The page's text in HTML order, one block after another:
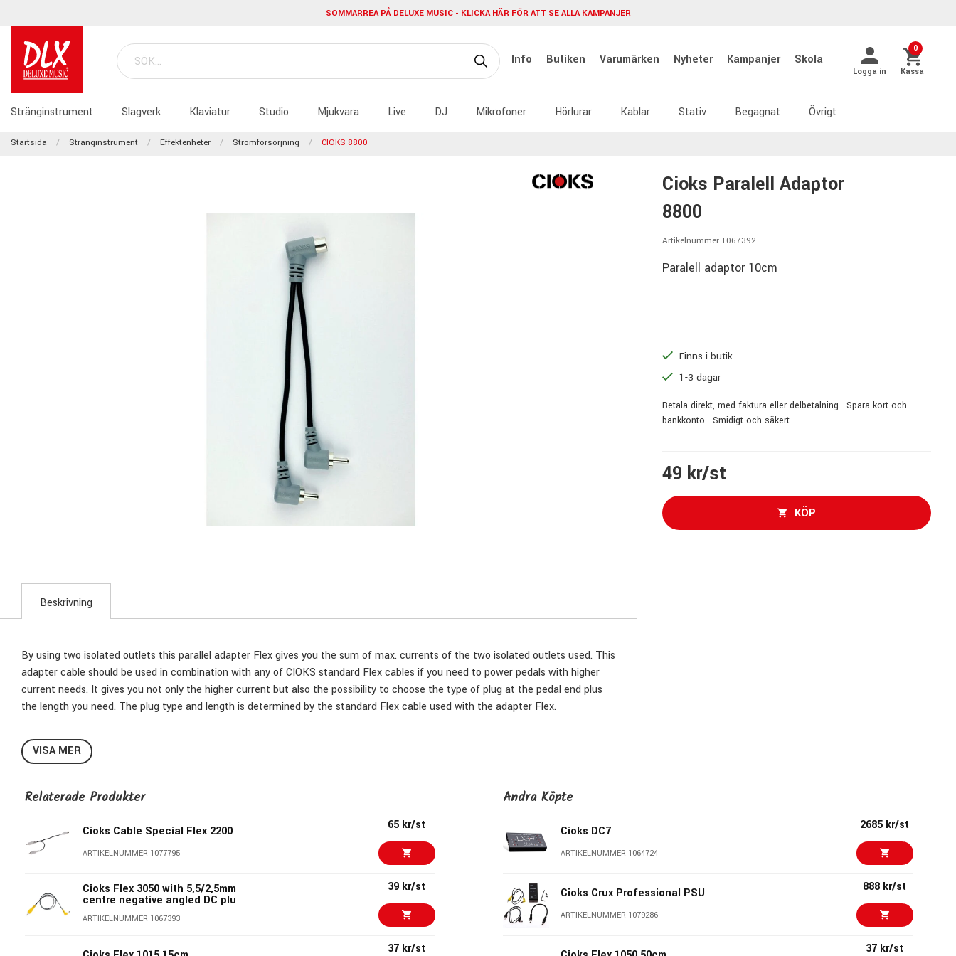
SOMMARREA PÅ DELUXE MUSIC - KLICKA HÄR FÖR ATT SE ALLA KAMPANJER
Info Butiken Varumärken Nyheter Kampanjer Skola
Logga in
0
Kassa
Stränginstrument Slagverk Klaviatur Studio Mjukvara Live DJ Mikrofoner Hörlurar Kablar Stativ Begagnat Övrigt
Startsida Stränginstrument Effektenheter Strömförsörjning CIOKS 8800
Cioks Paralell Adaptor
8800
Artikelnummer 1067392
Paralell adaptor 10cm
Finns i butik
1-3 dagar
Betala direkt, med faktura eller delbetalning - Spara kort och
bankkonto - Smidigt och säkert
49 kr/st
KÖP
Beskrivning
By using two isolated outlets this parallel adapter Flex gives you the sum of max. currents of the two isolated outlets used. This
adapter cable should be used in combination with any of CIOKS standard Flex cables if you need to power pedals with higher
current needs. It gives you not only the higher current but also the possibility to choose the type of plug at the pedal end plus
the length you need. The plug type and length is determined by the standard Flex cable used with the adapter Flex.
VISA MER
Relaterade Produkter
Cioks Cable Special Flex 2200
ARTIKELNUMMER 1077795
65 kr/st
Cioks Flex 3050 with 5,5/2,5mm
centre negative angled DC plu
ARTIKELNUMMER 1067393
39 kr/st
37 kr/st
Andra Köpte
Cioks DC7
ARTIKELNUMMER 1064724
2685 kr/st
Cioks Crux Professional PSU
ARTIKELNUMMER 1079286
888 kr/st
37 kr/st